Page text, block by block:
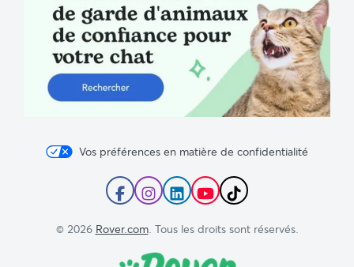
Vos préférences en matière de confidentialité
Suivez
Rover
sur
Facebook
Suivez
Rover
sur
Instagram
Suivez
Rover
sur
Abonnez-
vous
à
Suivez
sur
© 2026 Rover.com. Tous les droits sont réservés.